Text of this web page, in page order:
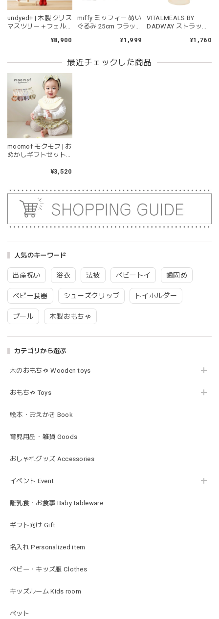
人気のキーワード
出産祝い 浴衣 法被 ベビートイ 歯固め
ベビー食器 シューズクリップ トイホルダー
プール 木製おもちゃ
カテゴリから選ぶ
木のおもちゃ Wooden toys
おもちゃ Toys
絵本・おえかき Book
育児用品・雑貨 Goods
おしゃれグッズ Accessories
イベント Event
離乳食・お食事 Baby tableware
ギフト向け Gift
名入れ Personalized item
ベビー・キッズ服 Clothes
キッズルーム Kids room
ペット
ても可愛いです。また、シリコン製なので哺乳瓶と一緒に洗
ったり除菌できたり常に清潔に保てるのも嬉しいです。
moca
耳の部分が咥えやすいようでよく遊んでいます。木の部分は
じゃぶじゃぶ洗うことができないため衛生面は若干気になり
ますが、見た目が可愛くて満足です。
gray
したがかわいいので問題なし^ ^ありがとうございました♡
02.oatmeal（L）
2026/02/21
きょうりゅう/K60-141
2026/01/28
この度は迅速丁寧な対応をありがとうございました(^^) 梱包
も素敵で嬉しいです。
発送も早くてありがたかったです！
lightbeige ライトベージュ
出産祝いで渡しました。友人がとても喜んでおりました！可
可愛いファーストトイが届きました！ ありがとうございま
undyed+ | 木製 クリス
マスツリー＋フェル
ツリー アンダイドプ
¥8,900
miffy ミッフィー ぬい
ぐるみ 25cm フラッ
¥1,999
VITALMEALS BY
DADWAY ストラップ
¥1,760
最近チェックした商品
mocmof モクモフ | お
めかしギフトセット
ビー ブルマ フリル3
ューム スタイ
¥3,520